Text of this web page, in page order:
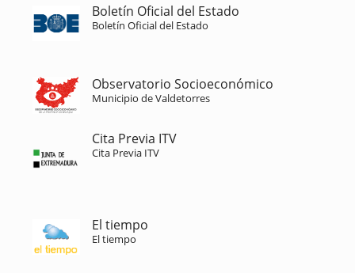
Boletín Oficial del Estado
Boletín Oficial del Estado
Observatorio Socioeconómico
Municipio de Valdetorres
Cita Previa ITV
Cita Previa ITV
El tiempo
El tiempo